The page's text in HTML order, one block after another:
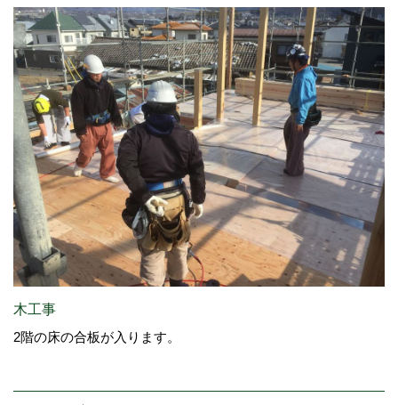
木工事
2階の床の合板が入ります。